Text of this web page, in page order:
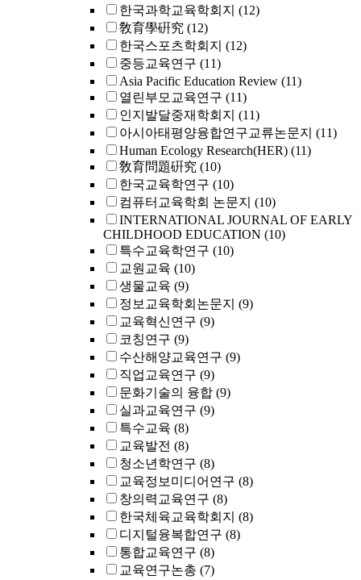
한국과학교육학회지 (12)
敎育學硏究 (12)
한국스포츠학회지 (12)
중등교육연구 (11)
Asia Pacific Education Review (11)
열린부모교육연구 (11)
인지발달중재학회지 (11)
아시아태평양융합연구교류논문지 (11)
Human Ecology Research(HER) (11)
敎育問題硏究 (10)
한국교육학연구 (10)
컴퓨터교육학회 논문지 (10)
INTERNATIONAL JOURNAL OF EARLY
CHILDHOOD EDUCATION (10)
특수교육학연구 (10)
교원교육 (10)
생물교육 (9)
정보교육학회논문지 (9)
교육혁신연구 (9)
코칭연구 (9)
수산해양교육연구 (9)
직업교육연구 (9)
문화기술의 융합 (9)
실과교육연구 (9)
특수교육 (8)
교육발전 (8)
청소년학연구 (8)
교육정보미디어연구 (8)
창의력교육연구 (8)
한국체육교육학회지 (8)
디지털융복합연구 (8)
통합교육연구 (8)
교육연구논총 (7)